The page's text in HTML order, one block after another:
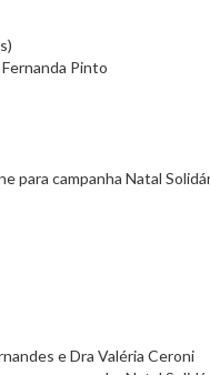
Pinto
para campanha Natal
e Dra Valéria Ceroni